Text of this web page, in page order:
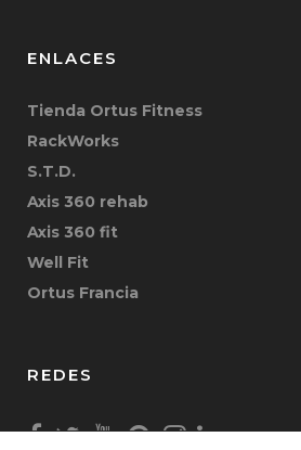
ENLACES
Tienda Ortus Fitness
RackWorks
S.T.D.
Axis 360 rehab
Axis 360 fit
Well Fit
Ortus Francia
REDES